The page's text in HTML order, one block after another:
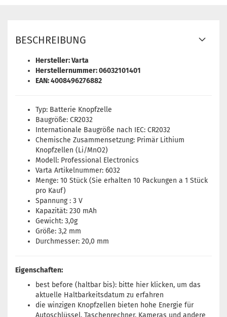
BESCHREIBUNG
Hersteller: Varta
Herstellernummer: 06032101401
EAN: 4008496276882
Typ: Batterie Knopfzelle
Baugröße: CR2032
Internationale Baugröße nach IEC: CR2032
Chemische Zusammensetzung: Primär Lithium
Knopfzellen (Li/MnO2)
Modell: Professional Electronics
Varta Artikelnummer: 6032
Menge: 10 Stück (Sie erhalten 10 Packungen a 1 Stück
pro Kauf)
Spannung : 3 V
Kapazität: 230 mAh
Gewicht: 3,0g
Größe: 3,2 mm
Durchmesser: 20,0 mm
Eigenschaften:
best before (haltbar bis): bitte hierklicken, um das
aktuelle Haltbarkeitsdatum zu erfahren
die winzigen Knopfzellen bieten hohe Energie für
Autoschlüssel, Taschenrechner, Kameras und andere